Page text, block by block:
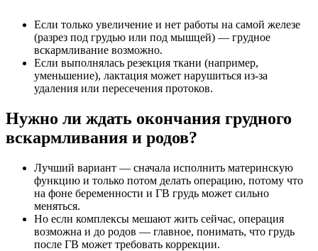
Если только увеличение и нет работы на самой железе
(разрез под грудью или под мышцей) — грудное
вскармливание возможно.
Если выполнялась резекция ткани (например,
уменьшение), лактация может нарушиться из-за
удаления или пересечения протоков.
Нужно ли ждать окончания грудного
вскармливания и родов?
Лучший вариант — сначала исполнить материнскую
функцию и только потом делать операцию, потому что
на фоне беременности и ГВ грудь может сильно
меняться.
Но если комплексы мешают жить сейчас, операция
возможна и до родов — главное, понимать, что грудь
после ГВ может требовать коррекции.